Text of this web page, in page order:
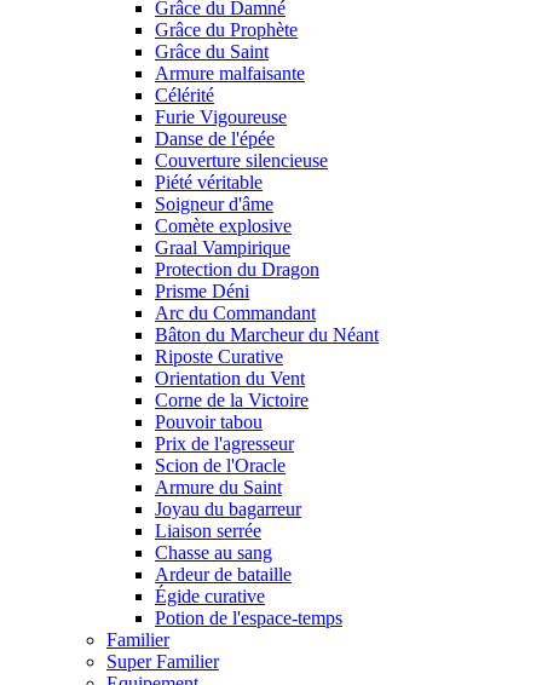
Grâce du Damné
Grâce du Prophète
Grâce du Saint
Armure malfaisante
Célérité
Furie Vigoureuse
Danse de l'épée
Couverture silencieuse
Piété véritable
Soigneur d'âme
Comète explosive
Graal Vampirique
Protection du Dragon
Prisme Déni
Arc du Commandant
Bâton du Marcheur du Néant
Riposte Curative
Orientation du Vent
Corne de la Victoire
Pouvoir tabou
Prix de l'agresseur
Scion de l'Oracle
Armure du Saint
Joyau du bagarreur
Liaison serrée
Chasse au sang
Ardeur de bataille
Égide curative
Potion de l'espace-temps
Familier
Super Familier